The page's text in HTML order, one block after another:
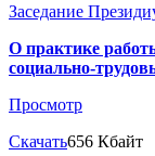
Заседание
О практике
социально-
Просмотр
Скачать656 Кбайт